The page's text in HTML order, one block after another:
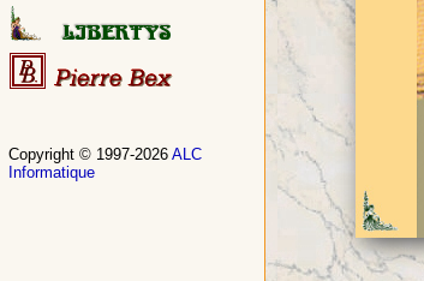
Copyright © 1997-2026 ALC
Informatique